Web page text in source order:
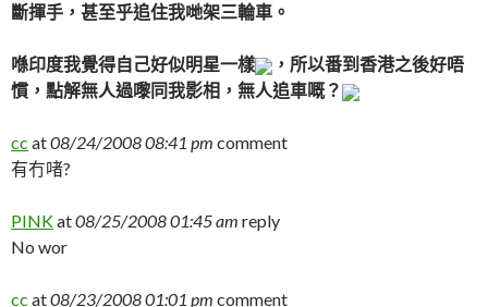
斷揮手，甚至乎追住我哋架三輪車。
喺印度我覺得自己好似明星一樣
，所以番到香港之後好唔
慣，點解無人過嚟同我影相，無人追車嘅？
cc at08/24/2008 08:41 pm comment
有冇啫?
PINKat08/25/2008 01:45 am reply
No wor
cc at08/23/2008 01:01 pm comment